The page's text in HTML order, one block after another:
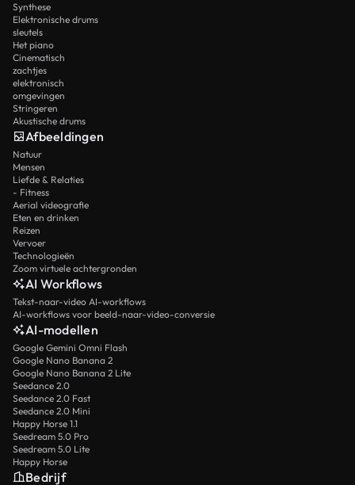
Synthese
Elektronische drums
sleutels
Het piano
Cinematisch
zachtjes
elektronisch
omgevingen
Stringeren
Akustische drums
Afbeeldingen
Natuur
Mensen
Liefde & Relaties
- Fitness
Aerial videografie
Eten en drinken
Reizen
Vervoer
Technologieën
Zoom virtuele achtergronden
AI Workflows
Tekst-naar-video AI-workflows
AI-workflows voor beeld-naar-video-conversie
AI-modellen
Google Gemini Omni Flash
Google Nano Banana 2
Google Nano Banana 2 Lite
Seedance 2.0
Seedance 2.0 Fast
Seedance 2.0 Mini
Happy Horse 1.1
Seedream 5.0 Pro
Seedream 5.0 Lite
Happy Horse
Bedrijf